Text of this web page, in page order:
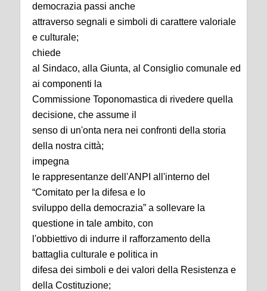
democrazia passi anche
attraverso segnali e simboli di carattere valoriale
e culturale;
chiede
al Sindaco, alla Giunta, al Consiglio comunale ed
ai componenti la
Commissione Toponomastica di rivedere quella
decisione, che assume il
senso di un'onta nera nei confronti della storia
della nostra città;
impegna
le rappresentanze dell'ANPI all'interno del
“Comitato per la difesa e lo
sviluppo della democrazia” a sollevare la
questione in tale ambito, con
l'obbiettivo di indurre il rafforzamento della
battaglia culturale e politica in
difesa dei simboli e dei valori della Resistenza e
della Costituzione;